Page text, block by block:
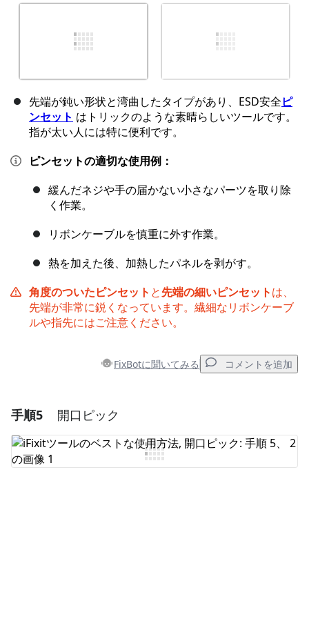
先端が鈍い形状と湾曲したタイプがあり、ESD安全ピ
ンセット はトリックのような素晴らしいツールです。
指が太い人には特に便利です。
ピンセットの適切な使用例：
緩んだネジや手の届かない小さなパーツを取り除
く作業。
リボンケーブルを慎重に外す作業。
熱を加えた後、加熱したパネルを剥がす。
角度のついたピンセット と先端の細いピンセットは、
先端が非常に鋭くなっています。繊細なリボンケーブ
ルや指先にはご注意ください。
FixBotに聞いてみる コメントを追加
コメントを追加
手順5 開口ピック